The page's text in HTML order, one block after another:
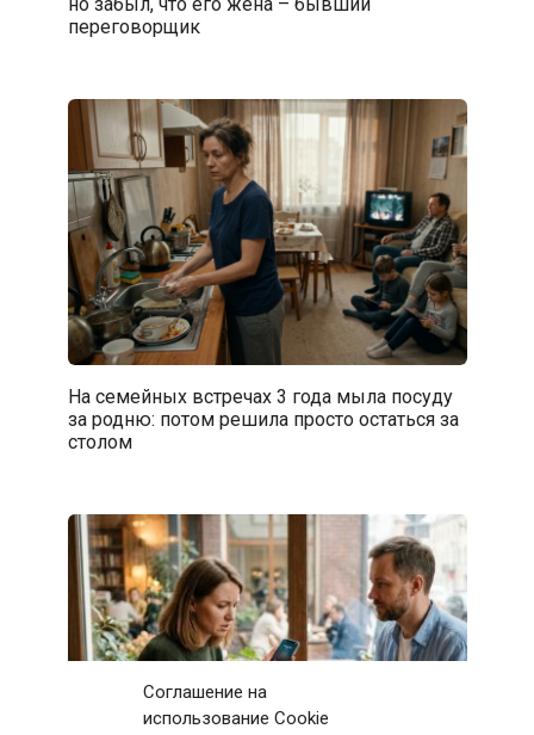
Соглашение на
использование Cookie
переговорщик
На семейных встречах 3 года мыла посуду
за родню: потом решила просто остаться за
столом